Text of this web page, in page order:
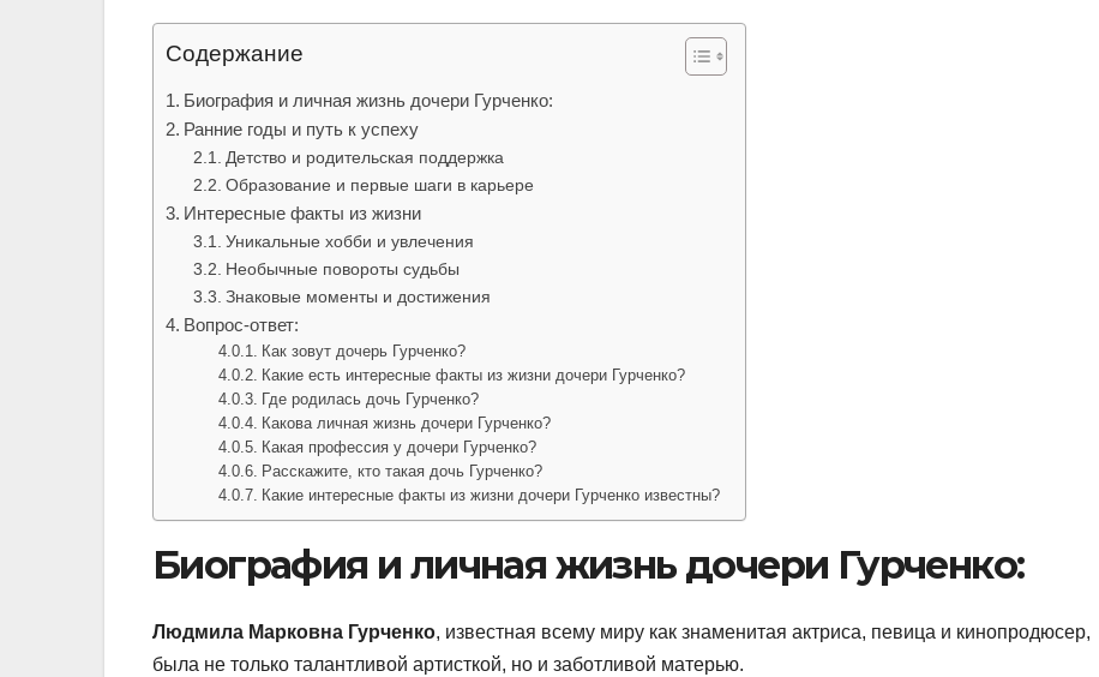
Содержание
Биография и личная жизнь дочери Гурченко:
Ранние годы и путь к успеху
Детство и родительская поддержка
Образование и первые шаги в карьере
Интересные факты из жизни
Уникальные хобби и увлечения
Необычные повороты судьбы
Знаковые моменты и достижения
Вопрос-ответ:
Как зовут дочерь Гурченко?
Какие есть интересные факты из жизни дочери Гурченко?
Где родилась дочь Гурченко?
Какова личная жизнь дочери Гурченко?
Какая профессия у дочери Гурченко?
Расскажите, кто такая дочь Гурченко?
Какие интересные факты из жизни дочери Гурченко известны?
Биография и личная жизнь дочери Гурченко:
Людмила Марковна Гурченко, известная всему миру как знаменитая актриса, певица и кинопродюсер,
была не только талантливой артисткой, но и заботливой матерью.